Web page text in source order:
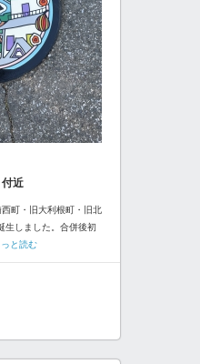
近
町・旧大利根町・旧北
生しました。合併後初
っと読む